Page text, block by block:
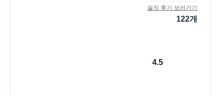
솔직 후기 보러가기
122개
4.5